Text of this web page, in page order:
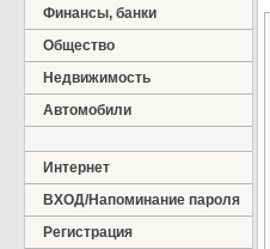
Финансы, банки
Общество
Недвижимость
Автомобили
Интернет
ВХОД/Напоминание пароля
Регистрация